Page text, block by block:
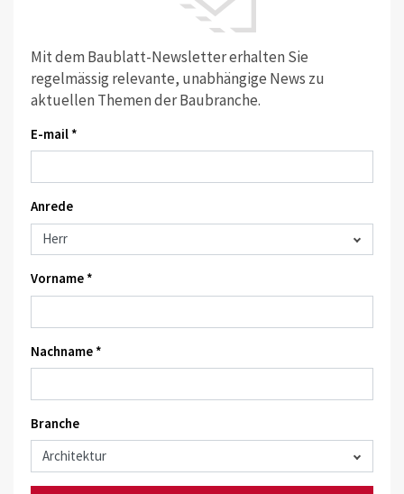
Mit dem Baublatt-Newsletter erhalten Sie
regelmässig relevante, unabhängige News zu
aktuellen Themen der Baubranche.
E-mail *
Anrede
Vorname *
Nachname *
Branche